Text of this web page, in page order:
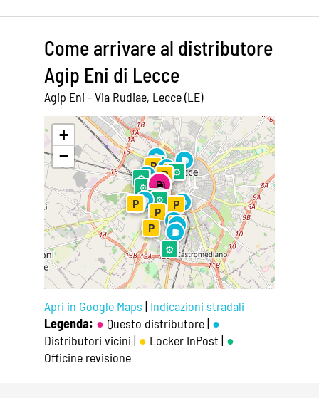
Come arrivare al distributore
Agip Eni di Lecce
Agip Eni - Via Rudiae, Lecce (LE)
⛽
⛽
⛽
⛽ ⛽
⛽
⛽
⛽
⛽
⛽
⛽
⛽
⛽
⛽
⛽ ⛽
P
P
P
P
P
P
P
P
P
P
⚙
⚙
⚙
⚙
⚙
⚙
⚙ ⚙
⚙
⚙
+
−
Apri in Google Maps | Indicazioni stradali
Legenda: ● Questo distributore | ●
Distributori vicini | ● Locker InPost | ●
Officine revisione